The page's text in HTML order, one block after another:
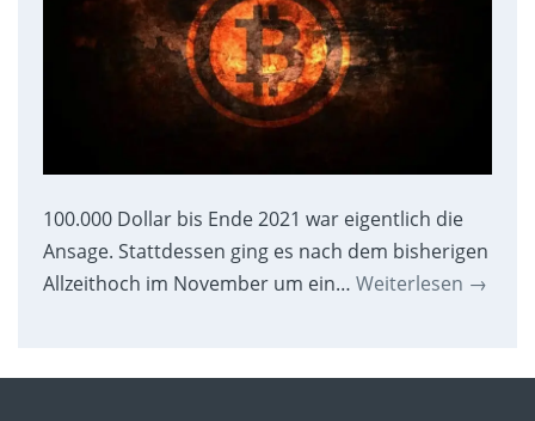
100.000 Dollar bis Ende 2021 war eigentlich die
Ansage. Stattdessen ging es nach dem bisherigen
Allzeithoch im November um ein… Weiterlesen →